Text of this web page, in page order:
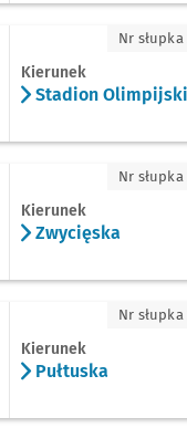
Kierunek
Stadion Olimpijski
Nr słupka
Kierunek
Zwycięska
Nr słupka
Kierunek
Pułtuska
Nr słupka